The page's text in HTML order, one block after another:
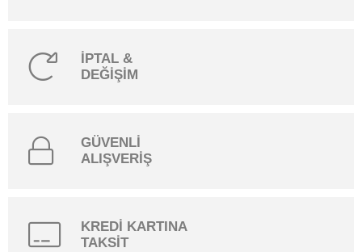
İPTAL &
DEĞİŞİM
GÜVENLİ
ALIŞVERİŞ
KREDİ KARTINA
TAKSİT